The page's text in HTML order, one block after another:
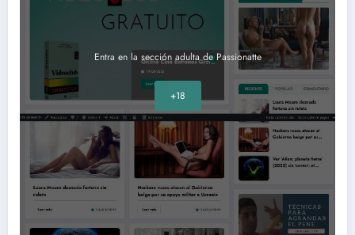
Entra en la sección adulta de Passionatte
+18